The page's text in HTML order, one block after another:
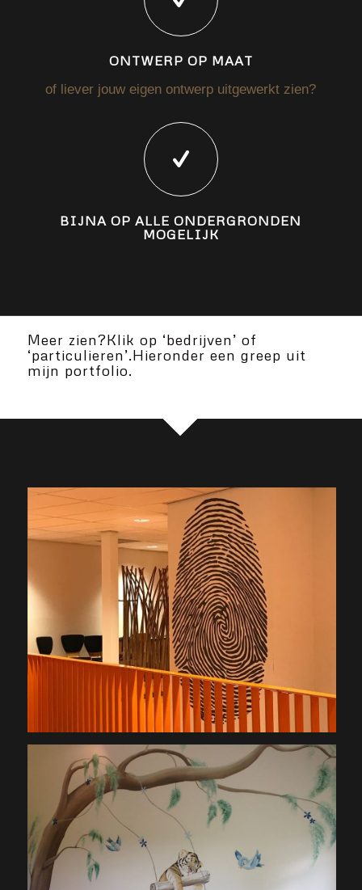
ONTWERP OP MAAT
of liever jouw eigen ontwerp uitgewerkt zien?
BIJNA OP ALLE ONDERGRONDEN
MOGELIJK
Meer zien?Klik op ‘bedrijven’ of
‘particulieren’.Hieronder een greep uit
mijn portfolio.